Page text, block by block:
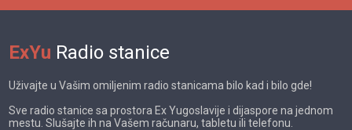
ExYu Radio stanice
Uživajte u Vašim omiljenim radio stanicama bilo kad i bilo gde!
Sve radio stanice sa prostora Ex Yugoslavije i dijaspore na jednom
mestu. Slušajte ih na Vašem računaru, tabletu ili telefonu.